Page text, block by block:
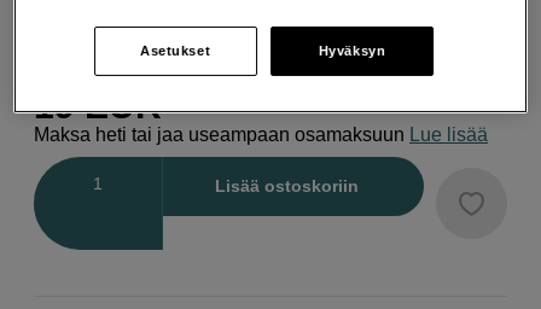
19 EUR
Maksa heti tai jaa useampaan osamaksuun Lue lisää
Lisää ostoskoriin
Asetukset Hyväksyn